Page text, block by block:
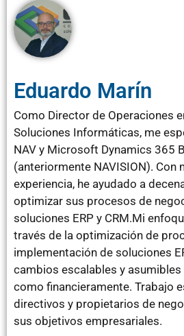
Eduardo Marín
Como Director de Operaciones
Soluciones Informáticas, me
NAV y Microsoft Dynamics 365
(anteriormente NAVISION). Con
experiencia, he ayudado a
optimizar sus procesos de
soluciones ERP y CRM.Mi
través de la optimización de
implementación de soluciones
cambios escalables y
como financieramente. Trabajo
directivos y propietarios de
sus objetivos empresariales.